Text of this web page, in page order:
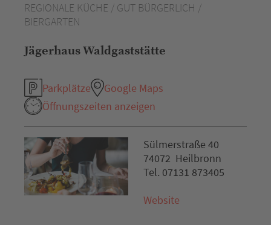
REGIONALE KÜCHE / GUT BÜRGERLICH /
BIERGARTEN
Jägerhaus Waldgaststätte
Parkplätze
Google Maps
Öffnungszeiten anzeigen
Sülmerstraße 40
74072 Heilbronn
Tel. 07131 873405
Website